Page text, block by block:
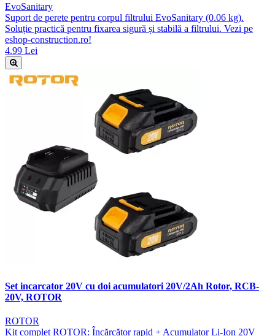
EvoSanitary
Suport de perete pentru corpul filtrului EvoSanitary (0.06 kg).
Soluție practică pentru fixarea sigură și stabilă a filtrului. Vezi pe
eshop-construction.ro!
4.99 Lei
Set incarcator 20V cu doi acumulatori 20V/2Ah Rotor, RCB-
20V, ROTOR
ROTOR
Kit complet ROTOR: Încărcător rapid + Acumulator Li-Ion 20V